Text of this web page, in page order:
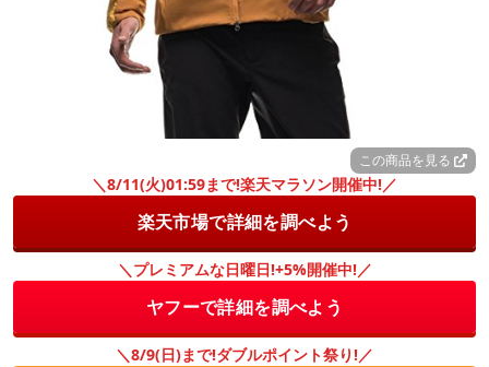
この商品を見る
＼8/11(火)01:59まで!楽天マラソン開催中!／
楽天市場で詳細を調べよう
＼プレミアムな日曜日!+5%開催中!／
ヤフーで詳細を調べよう
＼8/9(日)まで!ダブルポイント祭り!／